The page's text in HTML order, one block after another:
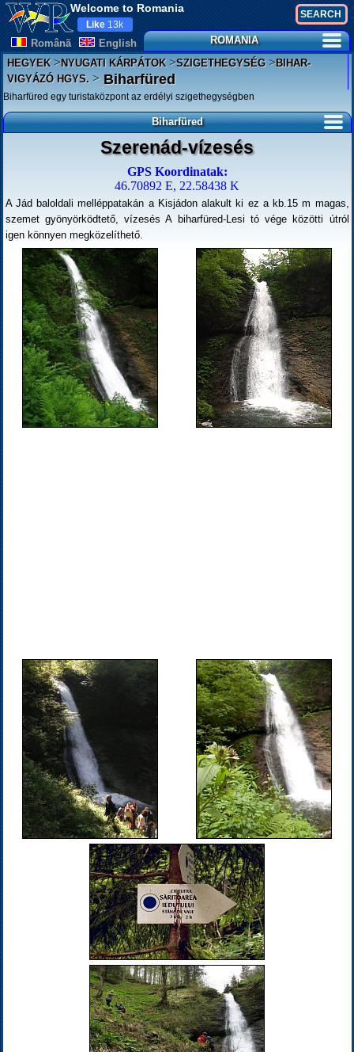
Welcome to Romania
Românã English
Like 13k
ROMANIA
HEGYEK>NYUGATI KÁRPÁTOK>SZIGETHEGYSÉG>BIHAR-
VIGYÁZÓ HGYS. >Biharfüred
Biharfüred egy turistaközpont az erdélyi szigethegységben
Biharfüred
Szerenád-vízesés
GPS Koordinatak:
46.70892 E, 22.58438 K
A Jád baloldali melléppatakán a Kisjádon alakult ki ez a kb.15 m magas,
szemet gyönyörködtető, vízesés A biharfüred-Lesi tó vége közötti útról
igen könnyen megközelíthető.